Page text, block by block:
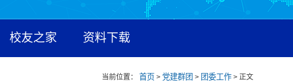
校友之家 资料下载
当前位置： 首页 > 党建群团 > 团委工作 > 正文